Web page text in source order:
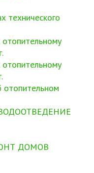
технического
ДОМОВ